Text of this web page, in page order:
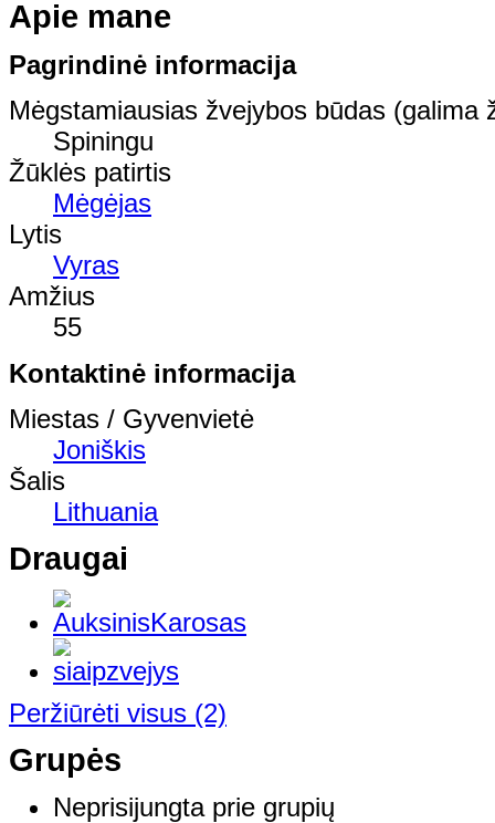
Apie mane
Pagrindinė informacija
Mėgstamiausias žvejybos būdas (galima
Spiningu
Žūklės patirtis
Mėgėjas
Lytis
Vyras
Amžius
55
Kontaktinė informacija
Miestas / Gyvenvietė
Joniškis
Šalis
Lithuania
Draugai
Peržiūrėti visus (2)
Grupės
Neprisijungta prie grupių